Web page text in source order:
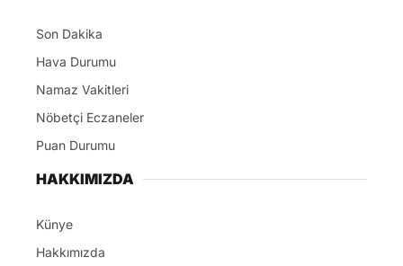
Son Dakika
Hava Durumu
Namaz Vakitleri
Nöbetçi Eczaneler
Puan Durumu
HAKKIMIZDA
Künye
Hakkımızda